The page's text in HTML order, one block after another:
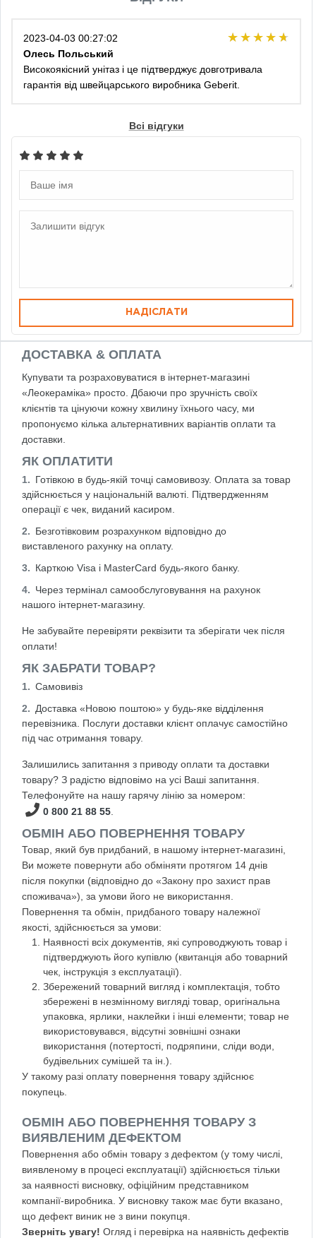
2023-04-03 00:27:02
Олесь Польський
Високоякісний унітаз і це підтверджує довготривала
гарантія від швейцарського виробника Geberit.
Всі відгуки
НАДІСЛАТИ
ДОСТАВКА & ОПЛАТА
Купувати та розраховуватися в інтернет-магазині
«Леокераміка» просто. Дбаючи про зручність своїх
клієнтів та цінуючи кожну хвилину їхнього часу, ми
пропонуємо кілька альтернативних варіантів оплати та
доставки.
ЯК ОПЛАТИТИ
Готівкою в будь-якій точці самовивозу. Оплата за товар
здійснюється у національній валюті. Підтвердженням
операції є чек, виданий касиром.
Безготівковим розрахунком відповідно до
виставленого рахунку на оплату.
Карткою Visa і MasterCard будь-якого банку.
Через термінал самообслуговування на рахунок
нашого інтернет-магазину.
Не забувайте перевіряти реквізити та зберігати чек після
оплати!
ЯК ЗАБРАТИ ТОВАР?
Самовивіз
Доставка «Новою поштою» у будь-яке відділення
перевізника. Послуги доставки клієнт оплачує самостійно
під час отримання товару.
Залишились запитання з приводу оплати та доставки
товару? З радістю відповімо на усі Ваші запитання.
Телефонуйте на нашу гарячу лінію за номером:
0 800 21 88 55
ОБМІН АБО ПОВЕРНЕННЯ ТОВАРУ
Товар, який був придбаний, в нашому інтернет-магазині,
Ви можете повернути або обміняти протягом 14 днів
після покупки (відповідно до «Закону про захист прав
споживача»), за умови його не використання.
Повернення та обмін, придбаного товару належної
якості, здійснюється за умови:
Наявності всіх документів, які супроводжують товар і
підтверджують його купівлю (квитанція або товарний
чек, інструкція з експлуатації).
Збережений товарний вигляд і комплектація, тобто
збережені в незмінному вигляді товар, оригінальна
упаковка, ярлики, наклейки і інші елементи; товар не
використовувався, відсутні зовнішні ознаки
використання (потертості, подряпини, сліди води,
будівельних сумішей та ін.).
У такому разі оплату повернення товару здійснює
покупець.
ОБМІН АБО ПОВЕРНЕННЯ ТОВАРУ З
ВИЯВЛЕНИМ ДЕФЕКТОМ
Повернення або обмін товару з дефектом (у тому числі,
виявленому в процесі експлуатації) здійснюється тільки
за наявності висновку, офіційним представником
компанії-виробника. У висновку також має бути вказано,
що дефект виник не з вини покупця.
Зверніть увагу! Огляд і перевірка на наявність дефектів